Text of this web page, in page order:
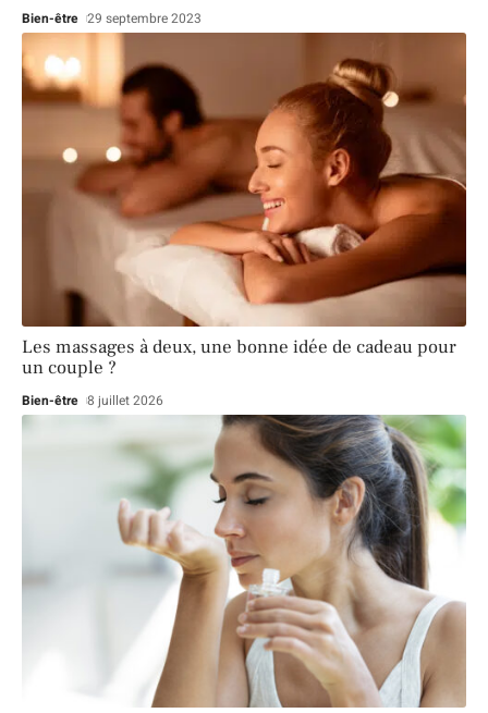
Bien-être 29 septembre 2023
Les massages à deux, une bonne idée de cadeau pour
un couple ?
Bien-être 8 juillet 2026